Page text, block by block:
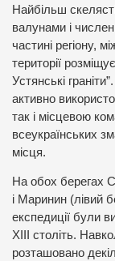
Найбільш
валунами і
частині регіону,
території
Устянські
активно
так і місцевою
всеукраїнських
місця.
На обох берегах
і Маринин (лівий
експедиції були
ХІІІ століть.
розташовано